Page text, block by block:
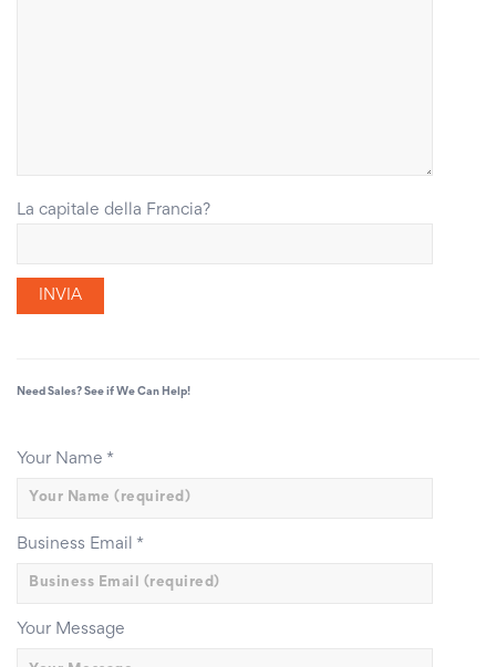
La capitale della Francia?
Need Sales? See if We Can Help!
Your Name *
Business Email *
Your Message